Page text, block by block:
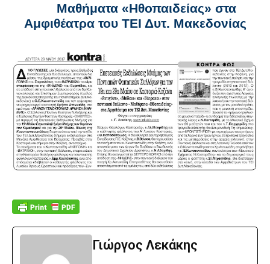
Μαθήματα «Ηθοπαιδείας» στα
Αμφιθέατρα του ΤΕΙ Δυτ. Μακεδονίας
Γιώργος Λεκάκης